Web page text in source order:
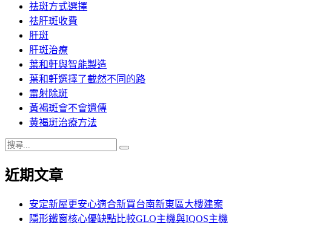
祛斑方式選擇
祛肝斑收費
肝斑
肝斑治療
葉和軒與智能製造
葉和軒選擇了截然不同的路
雷射除斑
黃褐斑會不會遺傳
黃褐斑治療方法
搜
關
近期文章
安定新屋更安心適合新買台南新東區大樓建案
隱形鐵窗核心優缺點比較GLO主機與IQOS主機